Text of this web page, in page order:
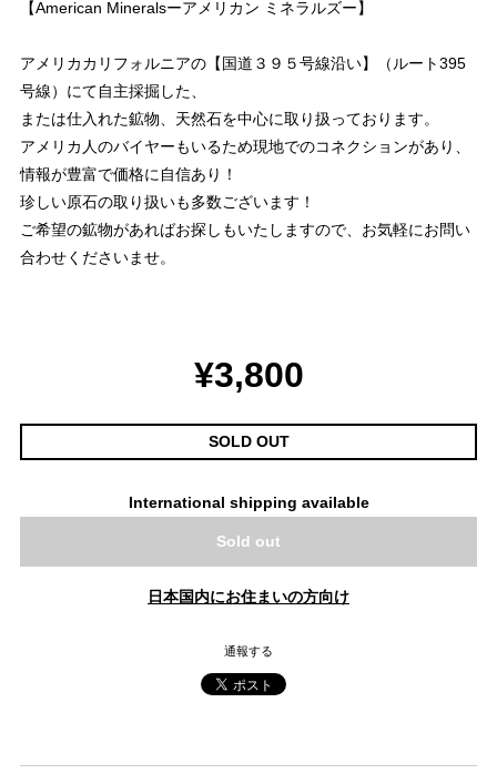
【American Mineralsーアメリカン ミネラルズー】
アメリカカリフォルニアの【国道３９５号線沿い】（ルート395
号線）にて自主採掘した、
または仕入れた鉱物、天然石を中心に取り扱っております。
アメリカ人のバイヤーもいるため現地でのコネクションがあり、
情報が豊富で価格に自信あり！
珍しい原石の取り扱いも多数ございます！
ご希望の鉱物があればお探しもいたしますので、お気軽にお問い
合わせくださいませ。
¥3,800
SOLD OUT
International shipping available
Sold out
日本国内にお住まいの方向け
通報する